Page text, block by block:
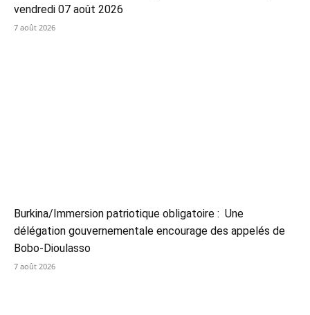
vendredi 07 août 2026
7 août 2026
Burkina/Immersion patriotique obligatoire : Une
délégation gouvernementale encourage des appelés de
Bobo-Dioulasso
7 août 2026